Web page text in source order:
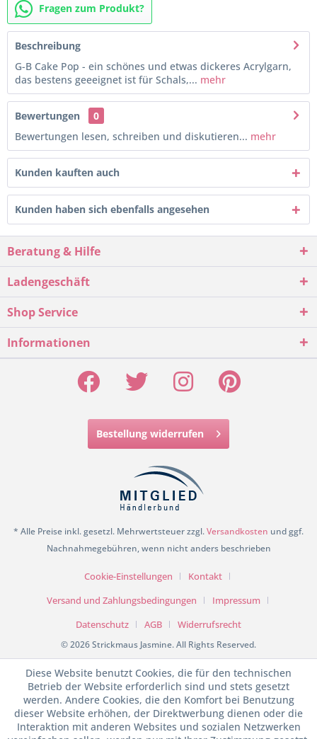
Fragen zum Produkt?
Beschreibung
G-B Cake Pop - ein schönes und etwas dickeres Acrylgarn,
das bestens geeeignet ist für Schals,... mehr
Bewertungen
0
Bewertungen lesen, schreiben und diskutieren... mehr
Kunden kauften auch
Kunden haben sich ebenfalls angesehen
Beratung & Hilfe
Ladengeschäft
Shop Service
Informationen
Bestellung widerrufen
* Alle Preise inkl. gesetzl. Mehrwertsteuer zzgl.Versandkosten und ggf.
Nachnahmegebühren, wenn nicht anders beschrieben
Cookie-Einstellungen
Kontakt
Versand und Zahlungsbedingungen
Impressum
Datenschutz
AGB Widerrufsrecht
© 2026 Strickmaus Jasmine. All Rights Reserved.
Diese Website benutzt Cookies, die für den technischen
Betrieb der Website erforderlich sind und stets gesetzt
werden. Andere Cookies, die den Komfort bei Benutzung
dieser Website erhöhen, der Direktwerbung dienen oder die
Interaktion mit anderen Websites und sozialen Netzwerken